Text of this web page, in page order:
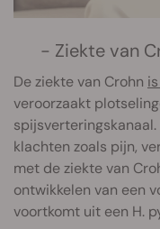
- Ziekte van
De ziekte van Crohn
veroorzaakt
klachten zoals pijn,
met de ziekte van
ontwikkelen van een
voortkomt uit een H.